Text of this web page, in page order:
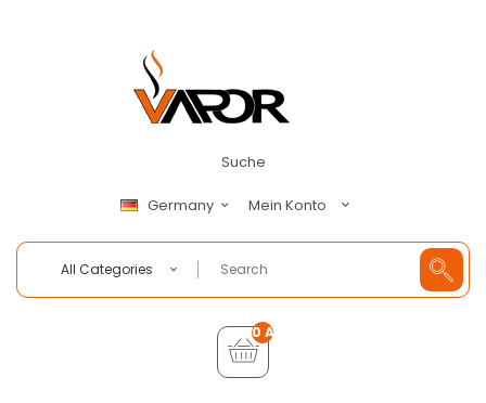
Suche
Germany Mein Konto
All Categories
0 Artikel - €0,00